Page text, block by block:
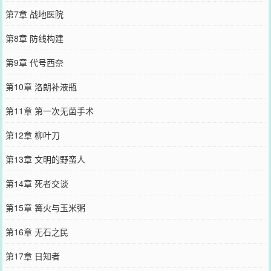
第7章 战地医院
第8章 防线构建
第9章 代号西奈
第10章 洛朗补液瓶
第11章 第一次无菌手术
第12章 柳叶刀
第13章 文明的野蛮人
第14章 死者交谈
第15章 篝火与玉米粥
第16章 无石之民
第17章 日知者